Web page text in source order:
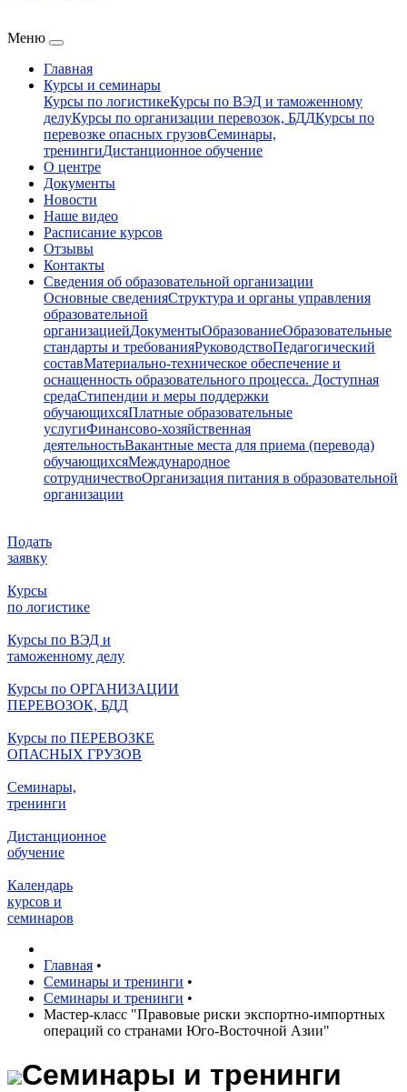
Меню
Главная
Курсы и семинары
Курсы по логистикеКурсы по ВЭД и таможенному
делуКурсы по организации перевозок, БДДКурсы по
перевозке опасных грузовСеминары,
тренингиДистанционное обучение
О центре
Документы
Новости
Наше видео
Расписание курсов
Отзывы
Контакты
Сведения об образовательной организации
Основные сведенияСтруктура и органы управления
образовательной
организациейДокументыОбразованиеОбразовательные
стандарты и требованияРуководствоПедагогический
составМатериально-техническое обеспечение и
оснащенность образовательного процесса. Доступная
средаСтипендии и меры поддержки
обучающихсяПлатные образовательные
услугиФинансово-хозяйственная
деятельностьВакантные места для приема (перевода)
обучающихсяМеждународное
сотрудничествоОрганизация питания в образовательной
организации
Подать
заявку
Курсы
по логистике
Курсы по ВЭД и
таможенному делу
Курсы по ОРГАНИЗАЦИИ
ПЕРЕВОЗОК, БДД
Курсы по ПЕРЕВОЗКЕ
ОПАСНЫХ ГРУЗОВ
Семинары,
тренинги
Дистанционное
обучение
Календарь
курсов и
семинаров
Главная •
Семинары и тренинги •
Семинары и тренинги •
Мастер-класс "Правовые риски экспортно-импортных
операций со странами Юго-Восточной Азии"
Семинары и тренинги